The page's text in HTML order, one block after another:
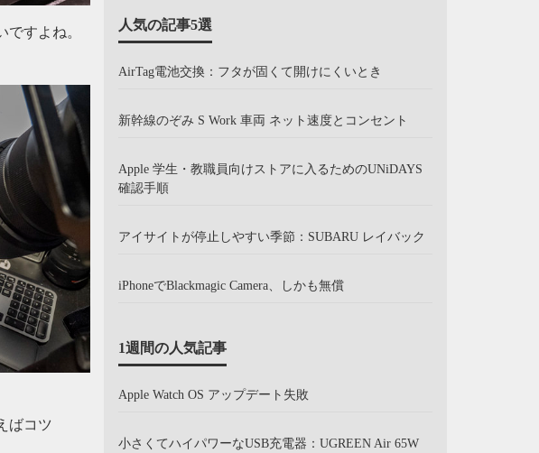
すよね。
ばコツ
人気の記事5選
AirTag電池交換：フタが固くて開けにくいとき
新幹線のぞみ S Work 車両 ネット速度とコンセント
Apple 学生・教職員向けストアに入るためのUNiDAYS
確認手順
アイサイトが停止しやすい季節：SUBARU レイバック
iPhoneでBlackmagic Camera、しかも無償
1週間の人気記事
Apple Watch OS アップデート失敗
小さくてハイパワーなUSB充電器：UGREEN Air 65W